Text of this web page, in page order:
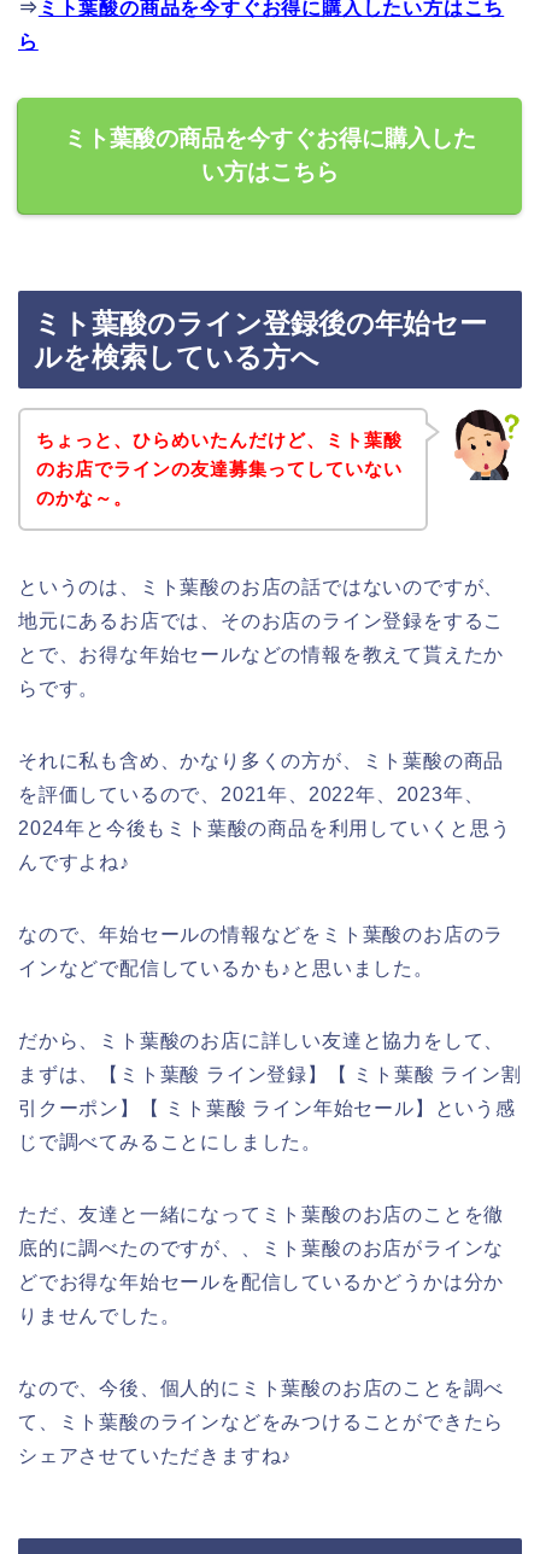
⇒ ミト葉酸の商品を今すぐお得に購入したい方はこち
ら
ミト葉酸の商品を今すぐお得に購入した
い方はこちら
ミト葉酸のライン登録後の年始セー
ルを検索している方へ
ちょっと、ひらめいたんだけど、ミト葉酸
のお店でラインの友達募集ってしていない
のかな～。
というのは、ミト葉酸のお店の話ではないのですが、
地元にあるお店では、そのお店のライン登録をするこ
とで、お得な年始セールなどの情報を教えて貰えたか
らです。
それに私も含め、かなり多くの方が、ミト葉酸の商品
を評価しているので、2021年、2022年、2023年、
2024年と今後もミト葉酸の商品を利用していくと思う
んですよね♪
なので、年始セールの情報などをミト葉酸のお店のラ
インなどで配信しているかも♪と思いました。
だから、ミト葉酸のお店に詳しい友達と協力をして、
まずは、【ミト葉酸 ライン登録】【 ミト葉酸 ライン割
引クーポン】【 ミト葉酸 ライン年始セール】という感
じで調べてみることにしました。
ただ、友達と一緒になってミト葉酸のお店のことを徹
底的に調べたのですが、、ミト葉酸のお店がラインな
どでお得な年始セールを配信しているかどうかは分か
りませんでした。
なので、今後、個人的にミト葉酸のお店のことを調べ
て、ミト葉酸のラインなどをみつけることができたら
シェアさせていただきますね♪